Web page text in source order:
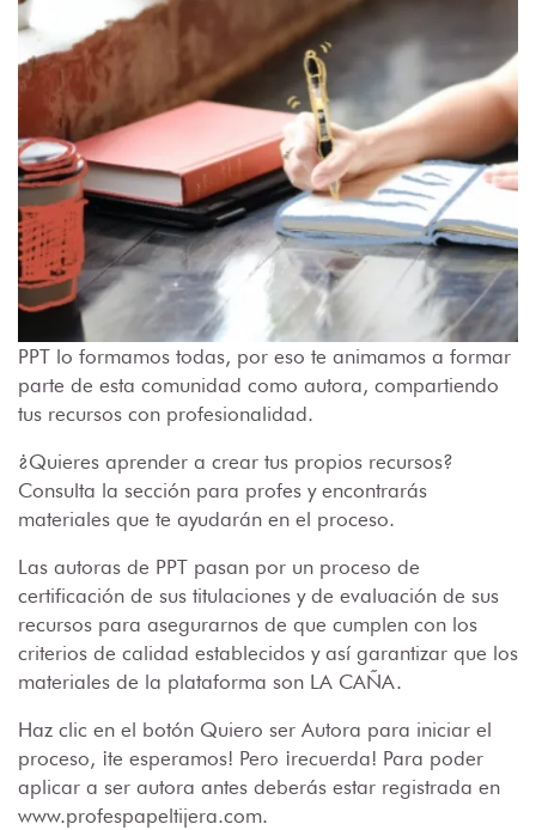
PPT lo formamos todas, por eso te animamos a formar
parte de esta comunidad como autora, compartiendo
tus recursos con profesionalidad.
¿Quieres aprender a crear tus propios recursos?
Consulta la sección para profes y encontrarás
materiales que te ayudarán en el proceso.
Las autoras de PPT pasan por un proceso de
certificación de sus titulaciones y de evaluación de sus
recursos para asegurarnos de que cumplen con los
criterios de calidad establecidos y así garantizar que los
materiales de la plataforma son LA CAÑA.
Haz clic en el botón Quiero ser Autora para iniciar el
proceso, ¡te esperamos! Pero ¡recuerda! Para poder
aplicar a ser autora antes deberás estar registrada en
www.profespapeltijera.com.